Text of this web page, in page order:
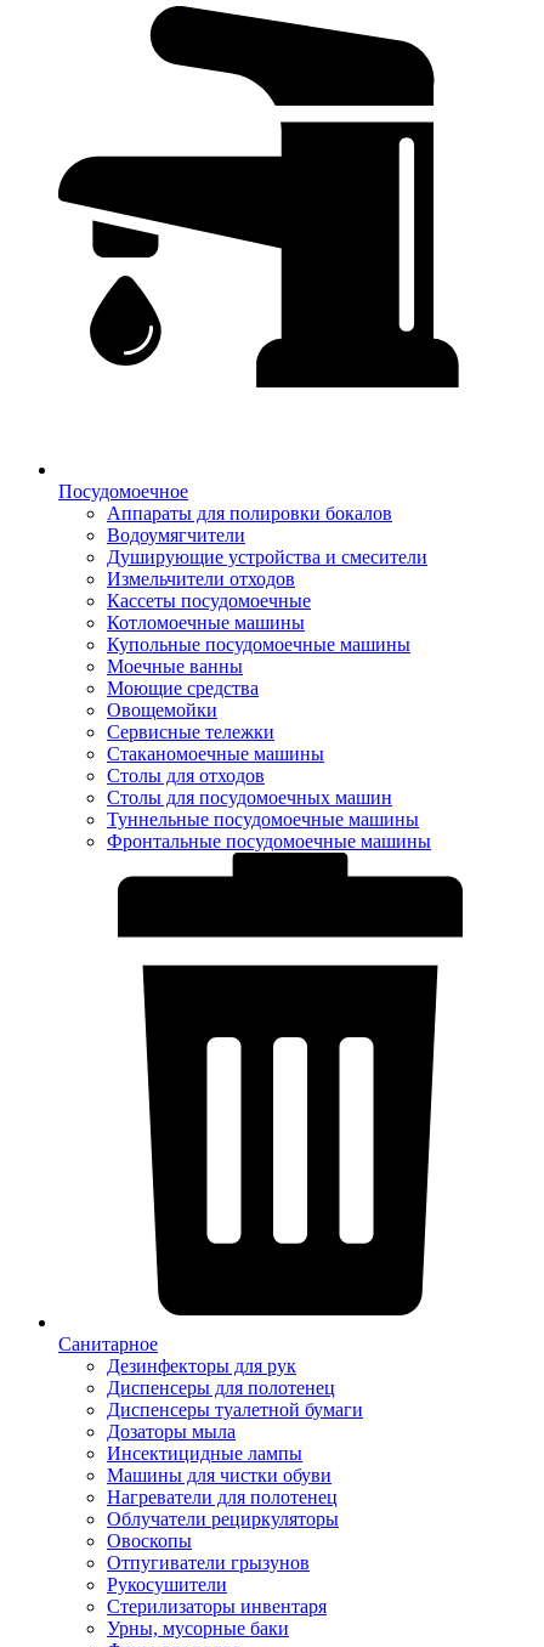
Посудомоечное
Аппараты для полировки бокалов
Водоумягчители
Душирующие устройства и смесители
Измельчители отходов
Кассеты посудомоечные
Котломоечные машины
Купольные посудомоечные машины
Моечные ванны
Моющие средства
Овощемойки
Сервисные тележки
Стаканомоечные машины
Столы для отходов
Столы для посудомоечных машин
Туннельные посудомоечные машины
Фронтальные посудомоечные машины
Санитарное
Дезинфекторы для рук
Диспенсеры для полотенец
Диспенсеры туалетной бумаги
Дозаторы мыла
Инсектицидные лампы
Машины для чистки обуви
Нагреватели для полотенец
Облучатели рециркуляторы
Овоскопы
Отпугиватели грызунов
Рукосушители
Стерилизаторы инвентаря
Урны, мусорные баки